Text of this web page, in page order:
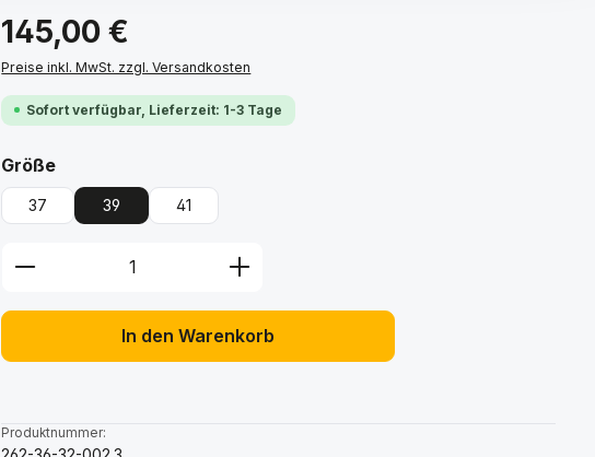
Regulärer Preis:
145,00 €
Preise inkl. MwSt. zzgl. Versandkosten
Sofort verfügbar, Lieferzeit: 1-3 Tage
Größeauswählen
37 39 41
Produkt Anzahl: Gib den gewünschten Wert
In den Warenkorb
Produktnummer: